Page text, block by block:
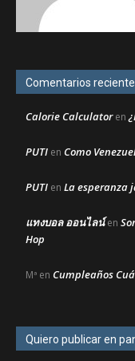
Comentarios
Calorie Calculatoren
PUTI en Como
PUTI en La esperanza
แทงบอล ออนไลน์en
Hop
Mª en Cumpleaños
Quiero publicar en